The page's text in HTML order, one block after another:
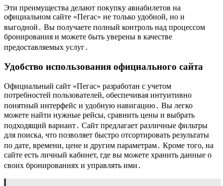
Эти преимущества делают покупку авиабилетов на
официальном сайте «Пегас» не только удобной, но и
выгодной․ Вы получаете полный контроль над процессом
бронирования и можете быть уверены в качестве
предоставляемых услуг․
Удобство использования официального сайта
Официальный сайт «Пегас» разработан с учетом
потребностей пользователей, обеспечивая интуитивно
понятный интерфейс и удобную навигацию․ Вы легко
можете найти нужные рейсы, сравнить цены и выбрать
подходящий вариант․ Сайт предлагает различные фильтры
для поиска, что позволяет быстро отсортировать результаты
по дате, времени, цене и другим параметрам․ Кроме того, на
сайте есть личный кабинет, где вы можете хранить данные о
своих бронированиях и управлять ими․